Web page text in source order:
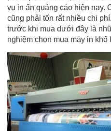
vụ in ấn quảng cáo hiện nay.
cũng phải tốn rất nhiều chi
trước khi mua dưới đây là
nghiệm chọn mua máy in